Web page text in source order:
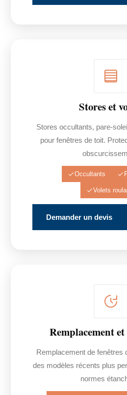
Stores et
Stores occultants, pare-
pour fenêtres de toit.
Occultants
Volets
Demander un devis
Remplacement
Remplacement de fenêtres
des modèles récents plus
normes